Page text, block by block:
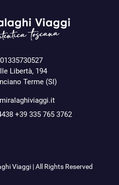
Libertà, 194
Terme (SI)
+39 335 765 3762
Viaggi | All Rights Reserved